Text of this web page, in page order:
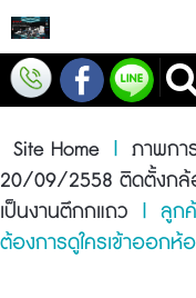
Site Home | ภาพกา
20/09/2558 ติดตั้งกล้
เป็นงานตึกกแถว | ลูกค้
ต้องการดูใครเข้าออกห้